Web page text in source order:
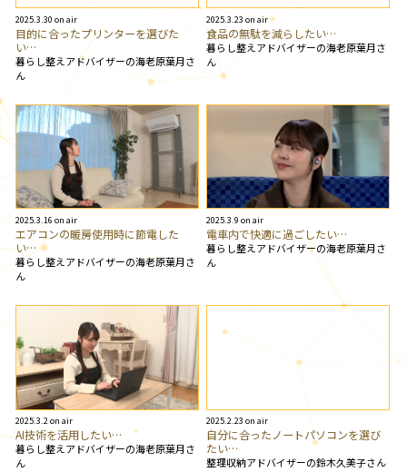
2025.3.30 on air
目的に合ったプリンターを選びた
い…
暮らし整えアドバイザーの海老原葉月さ
ん
2025.3.23 on air
食品の無駄を減らしたい…
暮らし整えアドバイザーの海老原葉月さ
ん
2025.3.16 on air
エアコンの暖房使用時に節電した
い…
暮らし整えアドバイザーの海老原葉月さ
ん
2025.3.9 on air
電車内で快適に過ごしたい…
暮らし整えアドバイザーの海老原葉月さ
ん
2025.3.2 on air
AI技術を活用したい…
暮らし整えアドバイザーの海老原葉月さ
ん
2025.2.23 on air
自分に合ったノートパソコンを選び
たい…
整理収納アドバイザーの鈴木久美子さん